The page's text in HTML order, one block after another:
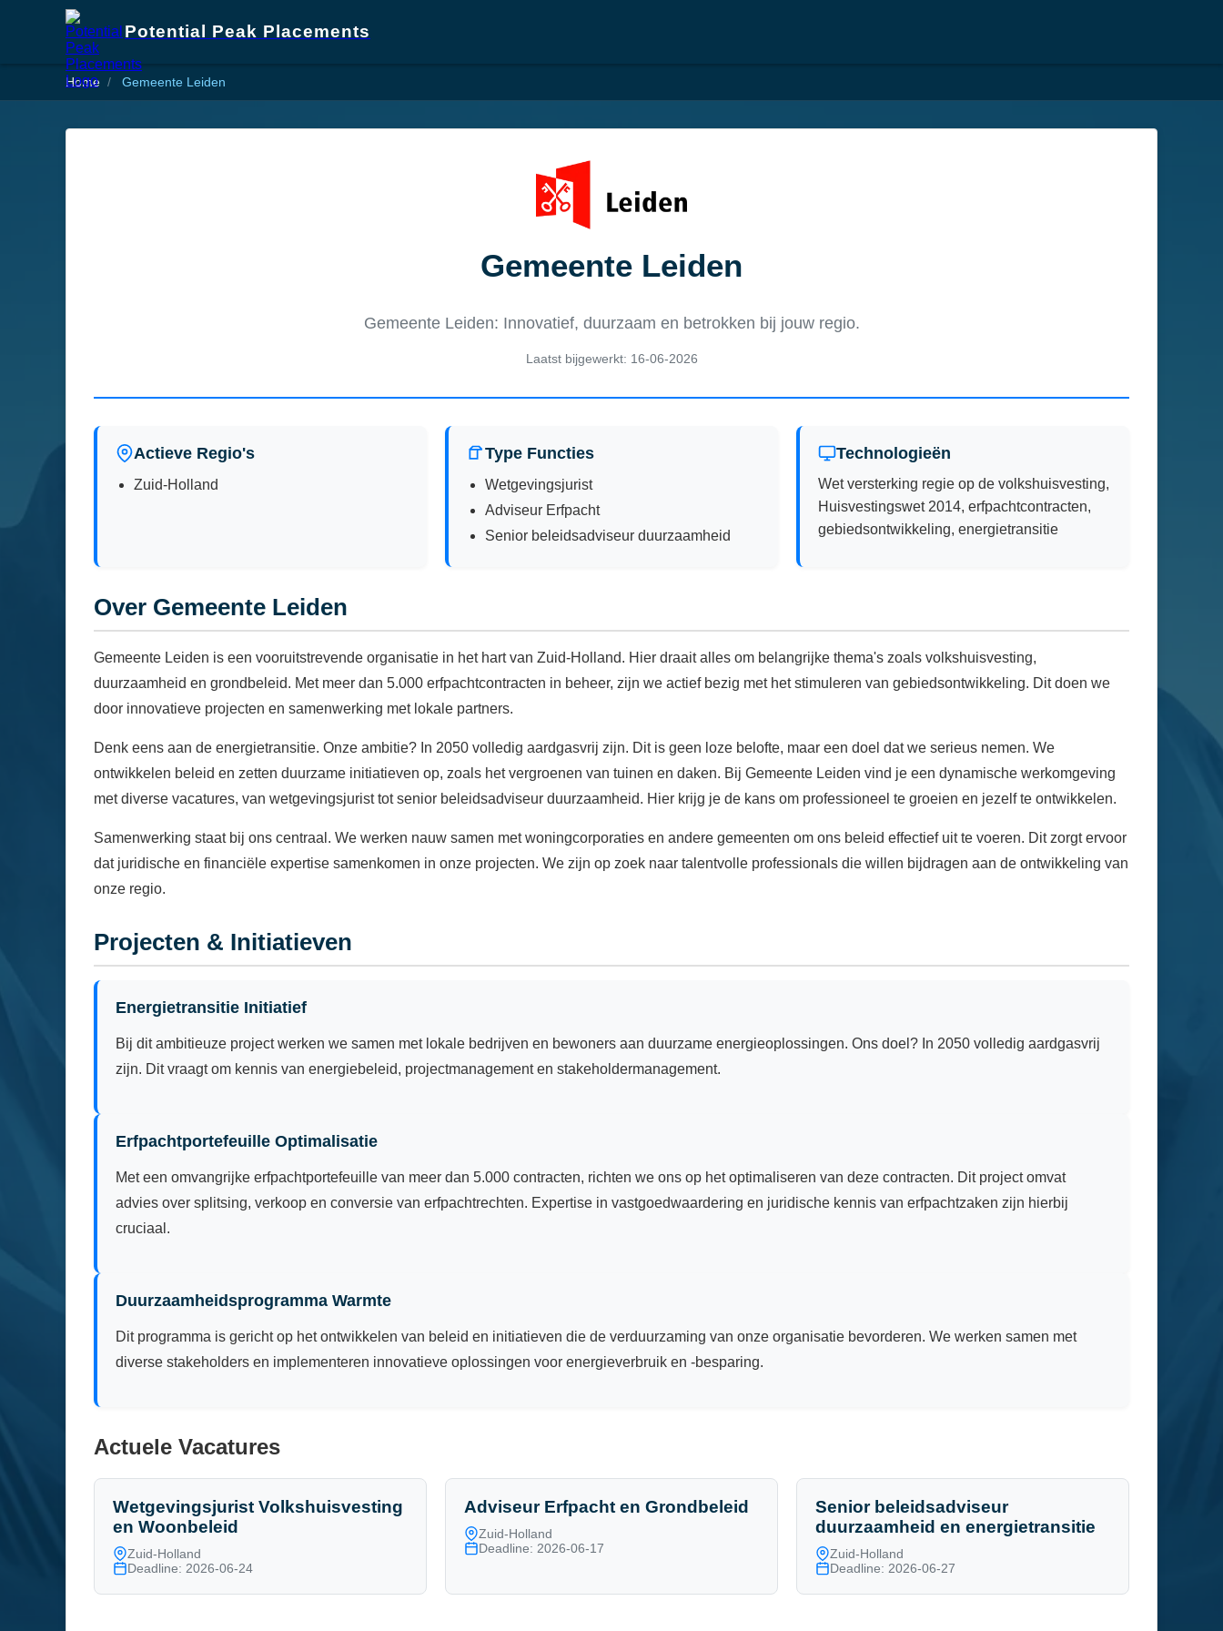
Potential Peak Placements
Home Gemeente Leiden
Gemeente Leiden
Gemeente Leiden: Innovatief, duurzaam en betrokken bij jouw regio.
Laatst bijgewerkt: 16-06-2026
Actieve Regio's
Zuid-Holland
Type Functies
Wetgevingsjurist
Adviseur Erfpacht
Senior beleidsadviseur duurzaamheid
Technologieën
Wet versterking regie op de volkshuisvesting,
Huisvestingswet 2014, erfpachtcontracten,
gebiedsontwikkeling, energietransitie
Over Gemeente Leiden
Gemeente Leiden is een vooruitstrevende organisatie in het hart van Zuid-Holland. Hier draait alles om belangrijke thema's zoals volkshuisvesting,
duurzaamheid en grondbeleid. Met meer dan 5.000 erfpachtcontracten in beheer, zijn we actief bezig met het stimuleren van gebiedsontwikkeling. Dit doen we
door innovatieve projecten en samenwerking met lokale partners.
Denk eens aan de energietransitie. Onze ambitie? In 2050 volledig aardgasvrij zijn. Dit is geen loze belofte, maar een doel dat we serieus nemen. We
ontwikkelen beleid en zetten duurzame initiatieven op, zoals het vergroenen van tuinen en daken. Bij Gemeente Leiden vind je een dynamische werkomgeving
met diverse vacatures, van wetgevingsjurist tot senior beleidsadviseur duurzaamheid. Hier krijg je de kans om professioneel te groeien en jezelf te ontwikkelen.
Samenwerking staat bij ons centraal. We werken nauw samen met woningcorporaties en andere gemeenten om ons beleid effectief uit te voeren. Dit zorgt ervoor
dat juridische en financiële expertise samenkomen in onze projecten. We zijn op zoek naar talentvolle professionals die willen bijdragen aan de ontwikkeling van
onze regio.
Projecten & Initiatieven
Energietransitie Initiatief
Bij dit ambitieuze project werken we samen met lokale bedrijven en bewoners aan duurzame energieoplossingen. Ons doel? In 2050 volledig aardgasvrij
zijn. Dit vraagt om kennis van energiebeleid, projectmanagement en stakeholdermanagement.
Erfpachtportefeuille Optimalisatie
Met een omvangrijke erfpachtportefeuille van meer dan 5.000 contracten, richten we ons op het optimaliseren van deze contracten. Dit project omvat
advies over splitsing, verkoop en conversie van erfpachtrechten. Expertise in vastgoedwaardering en juridische kennis van erfpachtzaken zijn hierbij
cruciaal.
Duurzaamheidsprogramma Warmte
Dit programma is gericht op het ontwikkelen van beleid en initiatieven die de verduurzaming van onze organisatie bevorderen. We werken samen met
diverse stakeholders en implementeren innovatieve oplossingen voor energieverbruik en -besparing.
Actuele Vacatures
Wetgevingsjurist Volkshuisvesting
en Woonbeleid
Zuid-Holland
Deadline: 2026-06-24
Adviseur Erfpacht en Grondbeleid
Zuid-Holland
Deadline: 2026-06-17
Senior beleidsadviseur
duurzaamheid en energietransitie
Zuid-Holland
Deadline: 2026-06-27